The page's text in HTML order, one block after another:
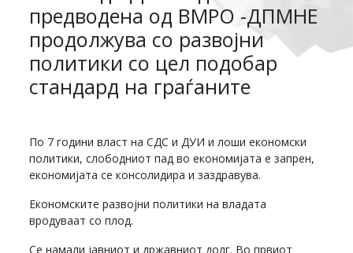
предводена од ВМРО -ДПМНЕ
продолжува со развојни
политики со цел подобар
стандард на граѓаните
По 7 години власт на СДС и ДУИ и лоши економски
политики, слободниот пад во економијата е запрен,
економијата се консолидира и заздравува.
Економските развојни политики на владата
вродуваат со плод.
Се намали јавниот и државниот долг. Во првиот